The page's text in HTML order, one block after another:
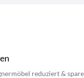
reduziert &